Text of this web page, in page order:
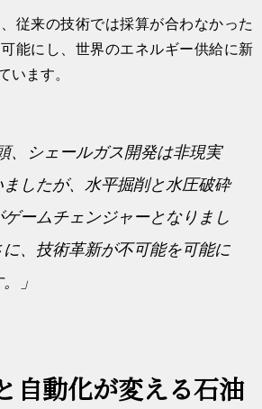
従来の技術では採算が合わなかった
能にし、世界のエネルギー供給に新
います。
、シェールガス開発は非現実
したが、水平掘削と水圧破砕
ームチェンジャーとなりまし
、技術革新が不可能を可能に
」
自動化が変える石油